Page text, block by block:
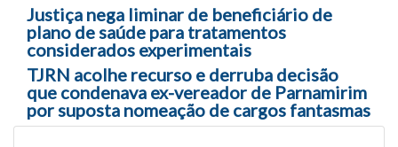
Navegação entre posts
Justiça nega liminar de beneficiário de
plano de saúde para tratamentos
considerados experimentais
TJRN acolhe recurso e derruba decisão
que condenava ex-vereador de Parnamirim
por suposta nomeação de cargos fantasmas